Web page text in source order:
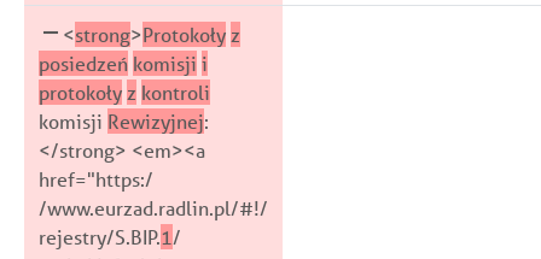
<strong>Protokoły z
posiedzeń komisji i
protokoły z kontroli
komisji Rewizyjnej:
</strong> <em><a
href="https:/
/www.eurzad.radlin.pl/#!/
rejestry/S.BIP.1 /